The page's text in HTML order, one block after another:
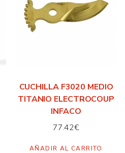
CUCHILLA F3020 MEDIO
TITANIO ELECTROCOUP
INFACO
77.42€
AÑADIR AL CARRITO